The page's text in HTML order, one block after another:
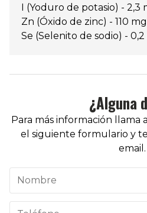
I (Yoduro de potasio) - 2,3
Zn (Óxido de zinc) - 110 mg
Se (Selenito de sodio) - 0,2
¿Alguna
Para más información llama al
el siguiente formulario y
email.